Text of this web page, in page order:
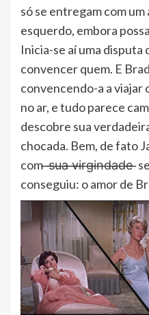
só se entregam com um
esquerdo, embora
Inicia-se aí uma disputa
convencer quem. E
convencendo-a a viajar
no ar, e tudo parece
descobre sua
chocada. Bem, de fato
com ̶s̶u̶a̶ ̶v̶i̶r̶g̶i̶n̶d̶a̶d̶e̶
conseguiu: o amor de